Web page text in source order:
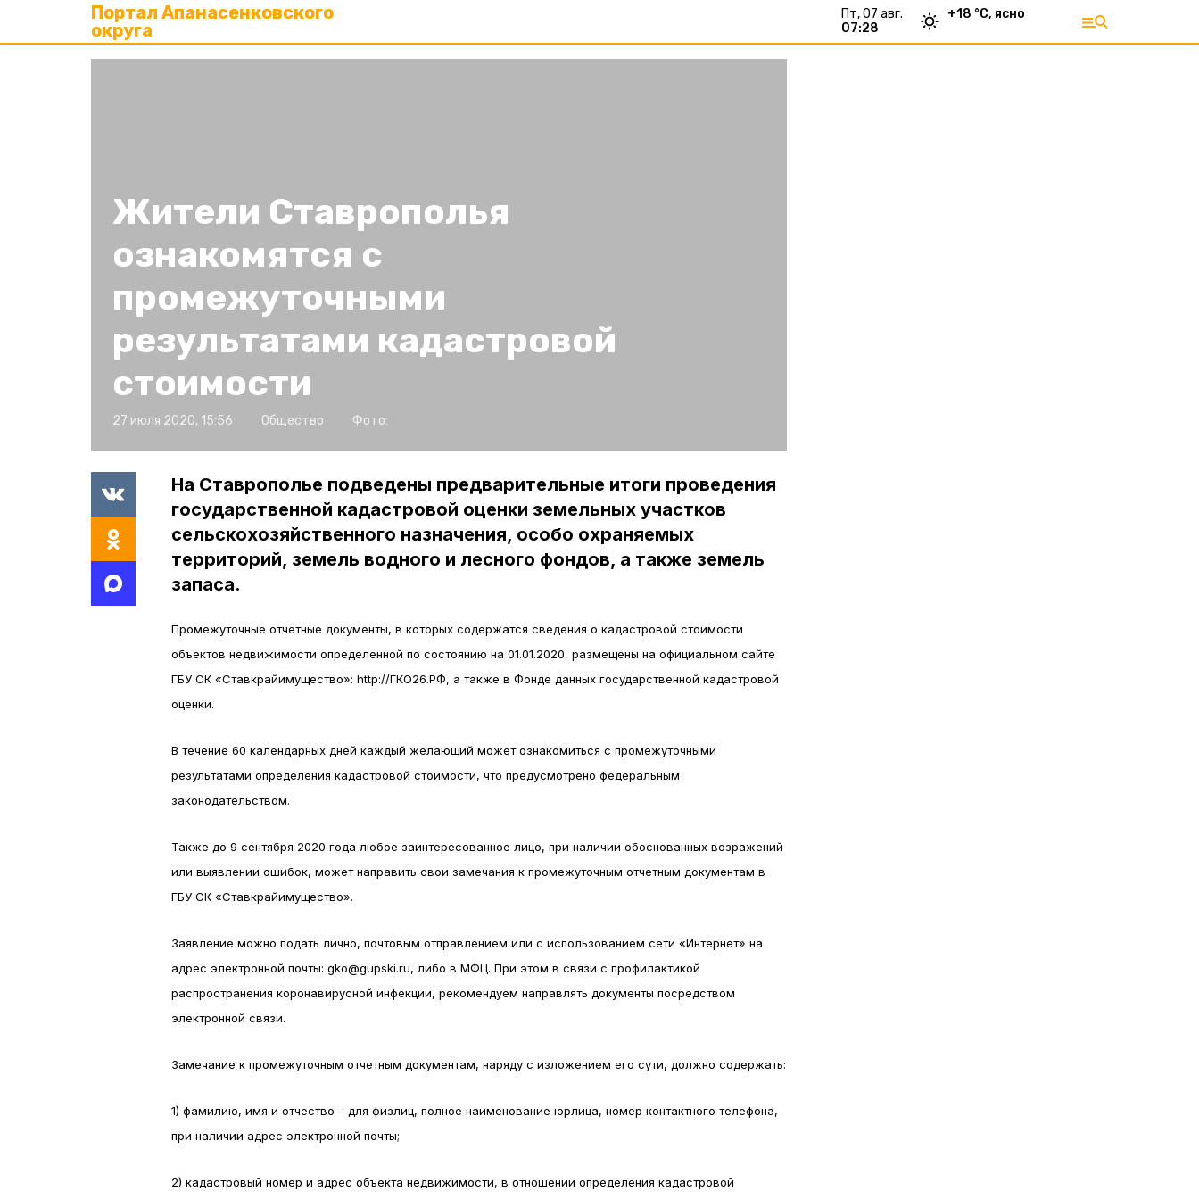
Портал Апанасенковского
округа
пт, 07 авг.
07:28
+18 °С, ясно
Жители Ставрополья
ознакомятся с
промежуточными
результатами кадастровой
стоимости
27 июля 2020, 15:56 Общество Фото:
На Ставрополье подведены предварительные итоги проведения
государственной кадастровой оценки земельных участков
сельскохозяйственного назначения, особо охраняемых
территорий, земель водного и лесного фондов, а также земель
запаса.
Промежуточные отчетные документы, в которых содержатся сведения о кадастровой стоимости
объектов недвижимости определенной по состоянию на 01.01.2020, размещены на официальном сайте
ГБУ СК «Ставкрайимущество»: http://ГКО26.РФ, а также в Фонде данных государственной кадастровой
оценки.
В течение 60 календарных дней каждый желающий может ознакомиться с промежуточными
результатами определения кадастровой стоимости, что предусмотрено федеральным
законодательством.
Также до 9 сентября 2020 года любое заинтересованное лицо, при наличии обоснованных возражений
или выявлении ошибок, может направить свои замечания к промежуточным отчетным документам в
ГБУ СК «Ставкрайимущество».
Заявление можно подать лично, почтовым отправлением или с использованием сети «Интернет» на
адрес электронной почты: gko@gupski.ru, либо в МФЦ. При этом в связи с профилактикой
распространения коронавирусной инфекции, рекомендуем направлять документы посредством
электронной связи.
Замечание к промежуточным отчетным документам, наряду с изложением его сути, должно содержать:
1) фамилию, имя и отчество – для физлиц, полное наименование юрлица, номер контактного телефона,
при наличии адрес электронной почты;
2) кадастровый номер и адрес объекта недвижимости, в отношении определения кадастровой